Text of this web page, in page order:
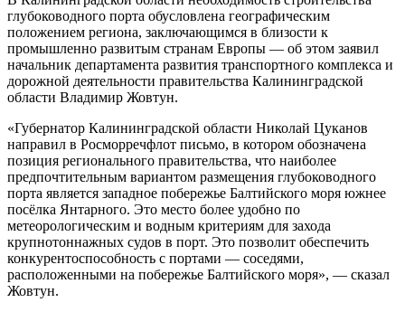
глубоководного порта обусловлена географическим
положением региона, заключающимся в близости к
промышленно развитым странам Европы — об этом заявил
начальник департамента развития транспортного комплекса и
дорожной деятельности правительства Калининградской
области Владимир Жовтун.
«Губернатор Калининградской области Николай Цуканов
направил в Росморречфлот письмо, в котором обозначена
позиция регионального правительства, что наиболее
предпочтительным вариантом размещения глубоководного
порта является западное побережье Балтийского моря южнее
посёлка Янтарного. Это место более удобно по
метеорологическим и водным критериям для захода
крупнотоннажных судов в порт. Это позволит обеспечить
конкурентоспособность с портами — соседями,
расположенными на побережье Балтийского моря», — сказал
Жовтун.